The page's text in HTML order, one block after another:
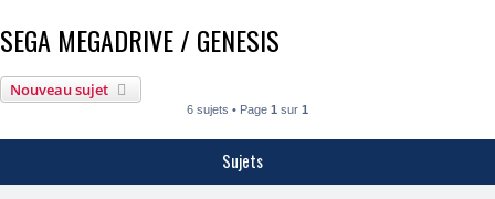
SEGA MEGADRIVE / GENESIS
Nouveau sujet
6 sujets • Page 1 sur 1
Sujets